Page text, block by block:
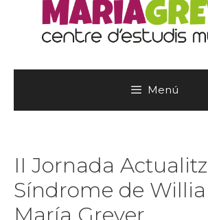
Menú
II Jornada
Síndrome de